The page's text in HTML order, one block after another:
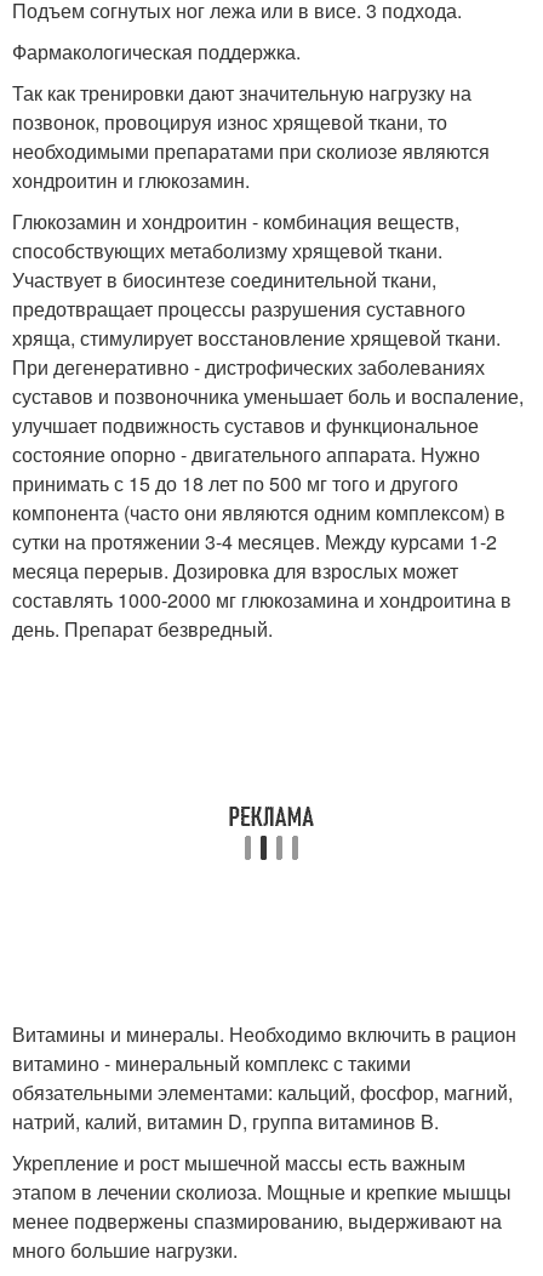
Подъем согнутых ног лежа или в висе. 3 подхода.
Фармакологическая поддержка.
Так как тренировки дают значительную нагрузку на
позвонок, провоцируя износ хрящевой ткани, то
необходимыми препаратами при сколиозе являются
хондроитин и глюкозамин.
Глюкозамин и хондроитин - комбинация веществ,
способствующих метаболизму хрящевой ткани.
Участвует в биосинтезе соединительной ткани,
предотвращает процессы разрушения суставного
хряща, стимулирует восстановление хрящевой ткани.
При дегенеративно - дистрофических заболеваниях
суставов и позвоночника уменьшает боль и воспаление,
улучшает подвижность суставов и функциональное
состояние опорно - двигательного аппарата. Нужно
принимать с 15 до 18 лет по 500 мг того и другого
компонента (часто они являются одним комплексом) в
сутки на протяжении 3-4 месяцев. Между курсами 1-2
месяца перерыв. Дозировка для взрослых может
составлять 1000-2000 мг глюкозамина и хондроитина в
день. Препарат безвредный.
Витамины и минералы. Необходимо включить в рацион
витамино - минеральный комплекс с такими
обязательными элементами: кальций, фосфор, магний,
натрий, калий, витамин D, группа витаминов B.
Укрепление и рост мышечной массы есть важным
этапом в лечении сколиоза. Мощные и крепкие мышцы
менее подвержены спазмированию, выдерживают на
много большие нагрузки.